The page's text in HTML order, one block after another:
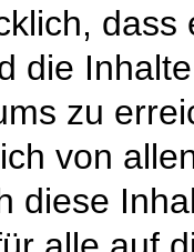
die
zu
von
diese